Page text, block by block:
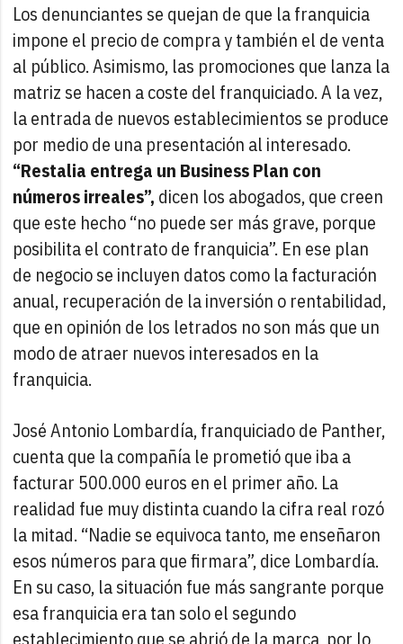
Los denunciantes se quejan de que la franquicia
impone el precio de compra y también el de venta
al público. Asimismo, las promociones que lanza la
matriz se hacen a coste del franquiciado. A la vez,
la entrada de nuevos establecimientos se produce
por medio de una presentación al interesado.
“Restalia entrega un Business Plan con
números irreales”, dicen los abogados, que creen
que este hecho “no puede ser más grave, porque
posibilita el contrato de franquicia”. En ese plan
de negocio se incluyen datos como la facturación
anual, recuperación de la inversión o rentabilidad,
que en opinión de los letrados no son más que un
modo de atraer nuevos interesados en la
franquicia.
José Antonio Lombardía, franquiciado de Panther,
cuenta que la compañía le prometió que iba a
facturar 500.000 euros en el primer año. La
realidad fue muy distinta cuando la cifra real rozó
la mitad. “Nadie se equivoca tanto, me enseñaron
esos números para que firmara”, dice Lombardía.
En su caso, la situación fue más sangrante porque
esa franquicia era tan solo el segundo
establecimiento que se abrió de la marca, por lo